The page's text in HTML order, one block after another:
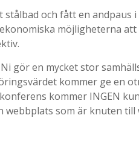
och fått en andpaus
möjligheterna att
gör en mycket stor
kommer ge en
kommer INGEN
webbplats som är knuten till